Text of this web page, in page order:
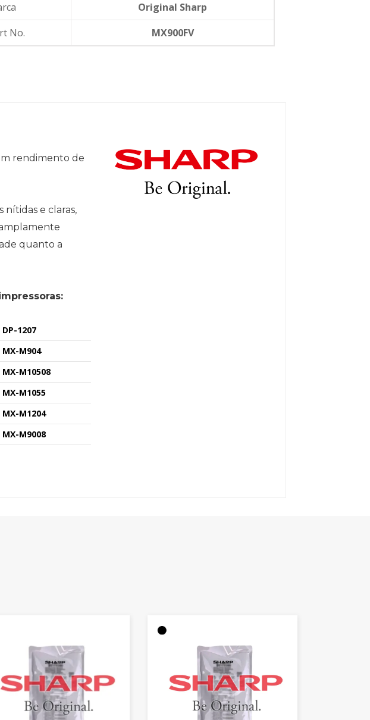
Original Sharp
No.
MX900FV
rendimento de
nítidas e claras,
quanto a
1207
MX-M904
M10508
MX-M1055
MX-M1204
MX-M9008